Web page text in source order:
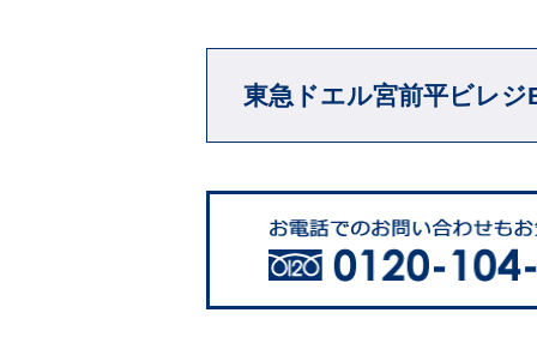
東急ドエル宮前平ビレジ